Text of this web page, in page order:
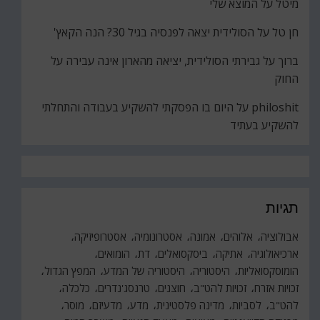
מיטל על המוצא שלי
חן טל על הסולידית יצאה לפנסיה בגיל 30? הנה הקאץ'
ברוך על גבירתי הסולידית, יציאה מהארון אינה עבירה על
החוק
philoshit על היום בו הפסקתי להשקיע בעבודה והתחלתי
להשקיע בעתיד
תגיות
אבולוציה אלוהים אמונה אסטרונומיה
אסטרופיזיקה
ארכיאולוגיה
אתיקה ביסקסואלים דת הומואים
הומוסקסואליות היסטוריה היסטוריה של המדע המפץ הגדול
זכויות אזרח זכויות להט"ב חוצנים טרנסג'נדרים
כלכלה
להט"ב
לסביות מדינה פלסטינית מדע מדעיזם
מוסר